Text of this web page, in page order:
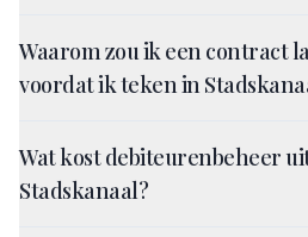
Waarom zou ik een contract
voordat ik teken in
Wat kost debiteurenbeheer
Stadskanaal?